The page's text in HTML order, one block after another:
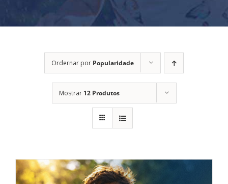
Ordernar por Popularidade
Mostrar 12 Produtos